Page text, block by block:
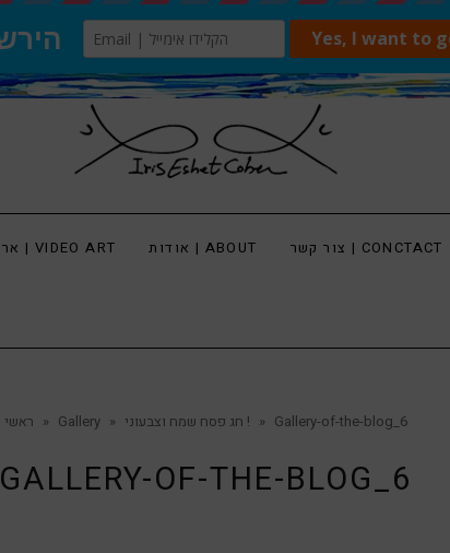
ארט וידאו | VIDEO ART אודות | ABOUT צור קשר | CONCTACT
ראשי » Gallery » חג פסח שמח וצבעוני ! » Gallery-of-the-blog_6
GALLERY-OF-THE-BLOG_6